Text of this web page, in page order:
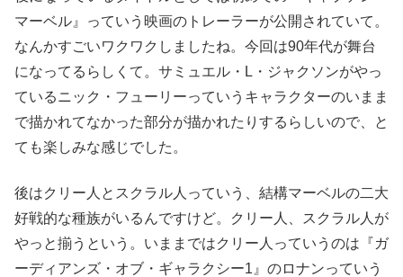
マーベル』っていう映画のトレーラーが公開されていて。
なんかすごいワクワクしましたね。今回は90年代が舞台
になってるらしくて。サミュエル・L・ジャクソンがやっ
ているニック・フューリーっていうキャラクターのいまま
で描かれてなかった部分が描かれたりするらしいので、と
ても楽しみな感じでした。
後はクリー人とスクラル人っていう、結構マーベルの二大
好戦的な種族がいるんですけど。クリー人、スクラル人が
やっと揃うという。いままではクリー人っていうのは『ガ
ーディアンズ・オブ・ギャラクシー1』のロナンっていう